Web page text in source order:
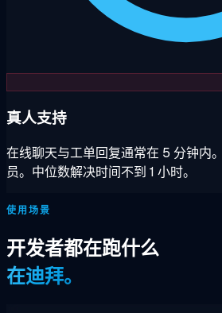
真人支持
在线聊天与工单回复通常在 5 分钟内
员。中位数解决时间不到 1 小时。
使用场景
开发者都在跑什么
在迪拜。